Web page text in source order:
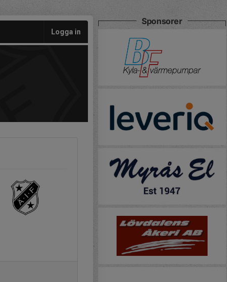
Logga in
Sponsorer